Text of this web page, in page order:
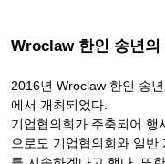
Wroclaw 한인 송년의
2016년 Wroclaw 한인 송
에서 개최되었다.
기업협의회가 주축되어 행
으로도 기업협의회와 일